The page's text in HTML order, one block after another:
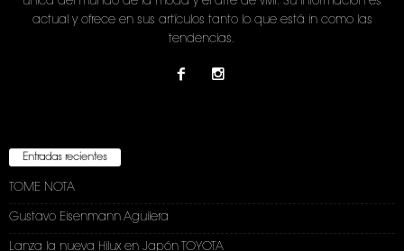
actual y ofrece en sus artículos tanto lo que está in como las
tendencias.
Entradas recientes
TOME NOTA
Gustavo Eisenmann Aguilera
Lanza la nueva Hilux en Japón TOYOTA